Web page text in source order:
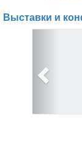
Выставки и